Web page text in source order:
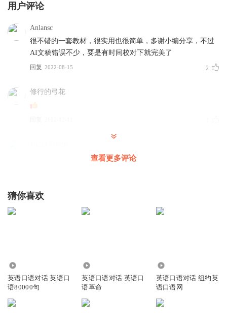
用户评论
Anlansc
很不错的一套教材，很实用也很简单，多谢小编分享，不过
AI文稿错误不少，要是有时间校对下就完美了
回复 2022-08-15 2
修行的弓花
查看更多评论
猜你喜欢
英语口语对话 英语口
语80000句
英语口语对话 英语口
语革命
英语口语对话 纽约英
语口语网